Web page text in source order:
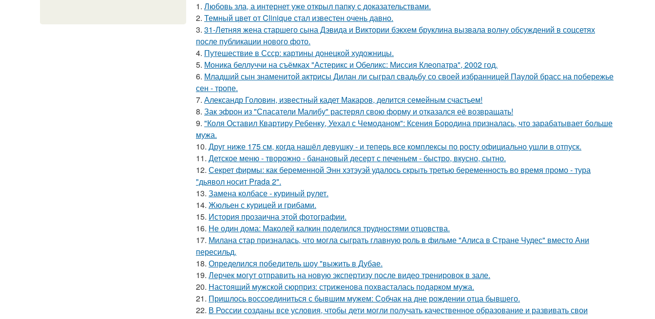
1. Любовь зла, а интернет уже открыл папку с доказательствами.
2. Темный цвет от Clinique стал известен очень давно.
3. 31-Летняя жена старшего сына Дэвида и Виктории бэкхем бруклина вызвала волну обсуждений в соцсетях
после публикации нового фото.
4. Путешествие в Ссср: картины донецкой художницы.
5. Моника беллуччи на съёмках "Астерикс и Обеликс: Миссия Клеопатра", 2002 год.
6. Младший сын знаменитой актрисы Дилан ли сыграл свадьбу со своей избранницей Паулой брасс на побережье
сен - тропе.
7. Александр Головин, известный кадет Макаров, делится семейным счастьем!
8. Зак эфрон из "Спасатели Малибу" растерял свою форму и отказался её возвращать!
9. "Коля Оставил Квартиру Ребенку, Уехал с Чемоданом": Ксения Бородина призналась, что зарабатывает больше
мужа.
10. Друг ниже 175 см, когда нашёл девушку - и теперь все комплексы по росту официально ушли в отпуск.
11. Детское меню - творожно - банановый десерт с печеньем - быстро, вкусно, сытно.
12. Секрет фирмы: как беременной Энн хэтэуэй удалось скрыть третью беременность во время промо - тура
"дьявол носит Prada 2".
13. Замена колбасе - куриный рулет.
14. Жюльен с курицей и грибами.
15. История прозаична этой фотографии.
16. Не один дома: Маколей калкин поделился трудностями отцовства.
17. Милана стар призналась, что могла сыграть главную роль в фильме "Алиса в Стране Чудес" вместо Ани
пересильд.
18. Определился победитель шоу "выжить в Дубае.
19. Лерчек могут отправить на новую экспертизу после видео тренировок в зале.
20. Настоящий мужской сюрприз: стриженова похвасталась подарком мужа.
21. Пришлось воссоединиться с бывшим мужем: Собчак на дне рождении отца бывшего.
22. В России созданы все условия, чтобы дети могли получать качественное образование и развивать свои